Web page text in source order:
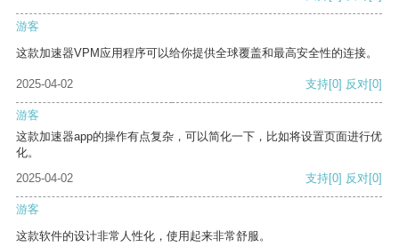
游客
这款加速器VPM应用程序可以给你提供全球覆盖和最高安全性的连接。
2025-04-02 支持[0] 反对[0]
游客
这款加速器app的操作有点复杂，可以简化一下，比如将设置页面进行优
化。
2025-04-02
支持[0] 反对[0]
游客
这款软件的设计非常人性化，使用起来非常舒服。